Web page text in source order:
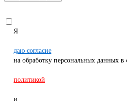
Я
даю согласие
на обработку персональных данных в
политикой
и